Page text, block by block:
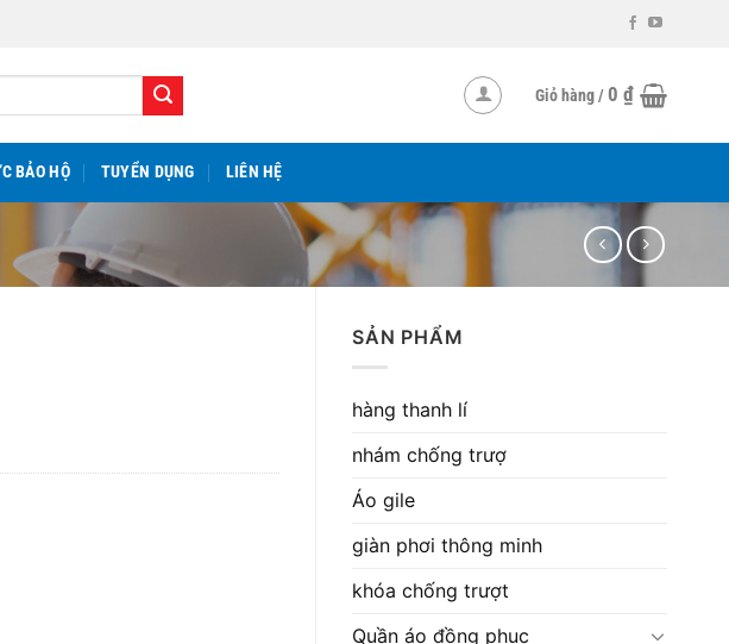
Giỏ hàng /0 ₫
BẢO HỘ TUYỂN DỤNG LIÊN HỆ
SẢN PHẨM
hàng thanh lí
nhám chống trượ
Áo gile
giàn phơi thông minh
khóa chống trượt
Quần áo đồng phục